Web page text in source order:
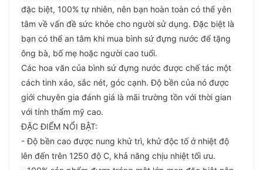
đặc biệt, 100% tự nhiên, nên bạn hoàn toàn có thể yên
tâm về vấn đề sức khỏe cho người sử dụng. Đặc biệt là
bạn có thể an tâm khi mua bình sứ đựng nước để tặng
ông bà, bố mẹ hoặc người cao tuổi.
Các hoa văn của bình sứ đựng nước được chế tác một
cách tinh xảo, sắc nét, góc cạnh. Độ bền của nó được
giới chuyên gia đánh giá là mãi trường tồn với thời gian
với tính thẩm mỹ cao.
ĐẶC ĐIỂM NỔI BẬT:
- Độ bền cao được nung khử trì, khử độc tố ở nhiệt độ
lên đến trên 1250 độ C, khả năng chịu nhiệt tối ưu.